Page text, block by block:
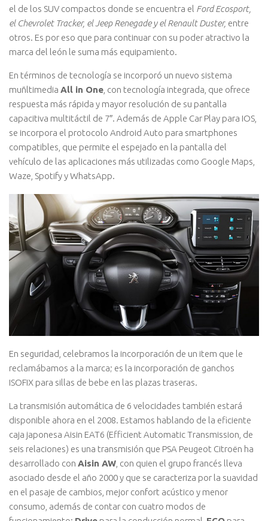
el de los SUV compactos donde se encuentra el Ford Ecosport,
el Chevrolet Tracker, el Jeep Renegade y el Renault Duster, entre
otros. Es por eso que para continuar con su poder atractivo la
marca del león le suma más equipamiento.
En términos de tecnología se incorporó un nuevo sistema
muñltimedia All in One , con tecnología integrada, que ofrece
respuesta más rápida y mayor resolución de su pantalla
capacitiva multitáctil de 7″. Además de Apple Car Play para IOS,
se incorpora el protocolo Android Auto para smartphones
compatibles, que permite el espejado en la pantalla del
vehículo de las aplicaciones más utilizadas como Google Maps,
Waze, Spotify y WhatsApp.
En seguridad, celebramos la incorporación de un item que le
reclamábamos a la marca; es la incorporación de ganchos
ISOFIX para sillas de bebe en las plazas traseras.
La transmisión automática de 6 velocidades también estará
disponible ahora en el 2008. Estamos hablando de la eficiente
caja japonesa Aisin EAT6 (Efficient Automatic Transmission, de
seis relaciones) es una transmisión que PSA Peugeot Citroën ha
desarrollado con Aisin AW , con quien el grupo francés lleva
asociado desde el año 2000 y que se caracteriza por la suavidad
en el pasaje de cambios, mejor confort acústico y menor
consumo, además de contar con cuatro modos de